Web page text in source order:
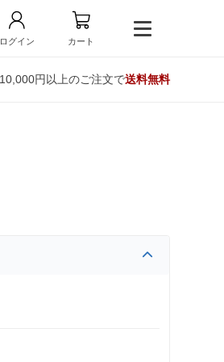
ログイン カート
円以上のご注文で送料無料